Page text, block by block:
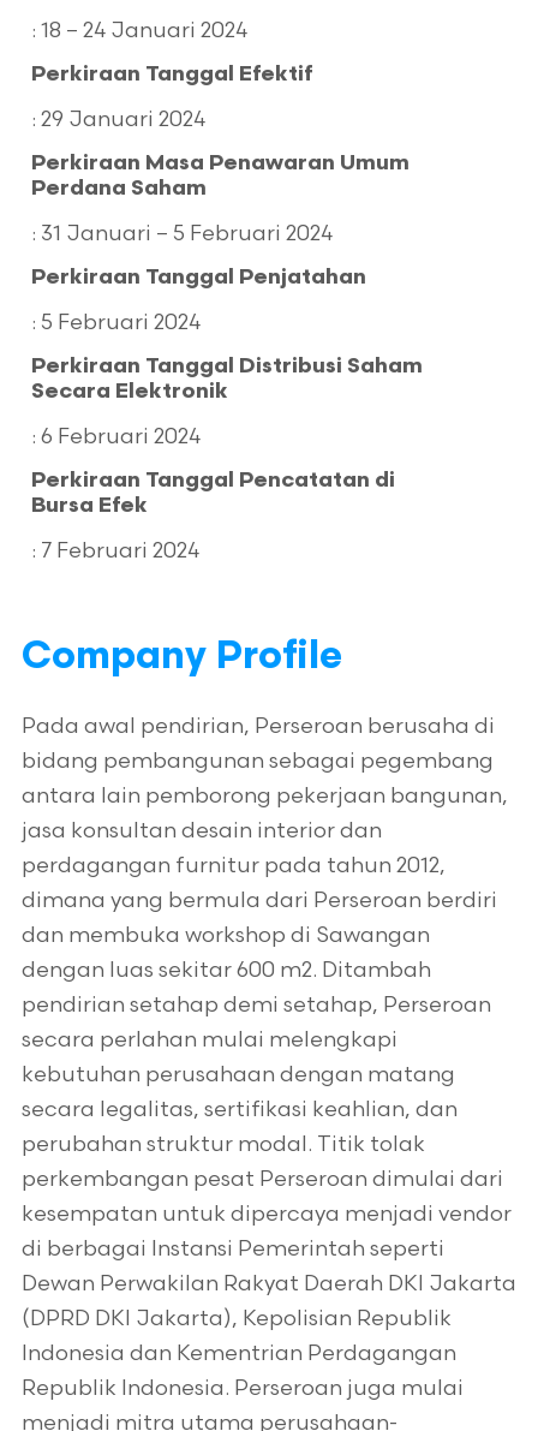
Penjamin Emisi
Sebanyak-banyaknya
Rp49.440.000.000
Electronic (e-IPO)
PT MNC SEKURITAS
Kesanggupan Penuh (Full
Commitment)
: 18 – 24 Januari 2024
Perkiraan Tanggal Efektif
: 29 Januari 2024
Perkiraan Masa Penawaran Umum
Perdana Saham
: 31 Januari – 5 Februari 2024
Perkiraan Tanggal Penjatahan
: 5 Februari 2024
Perkiraan Tanggal Distribusi Saham
Secara Elektronik
: 6 Februari 2024
Perkiraan Tanggal Pencatatan di
Bursa Efek
: 7 Februari 2024
Company Profile
Pada awal pendirian, Perseroan berusaha di
bidang pembangunan sebagai pegembang
antara lain pemborong pekerjaan bangunan,
jasa konsultan desain interior dan
perdagangan furnitur pada tahun 2012,
dimana yang bermula dari Perseroan berdiri
dan membuka workshop di Sawangan
dengan luas sekitar 600 m2. Ditambah
pendirian setahap demi setahap, Perseroan
secara perlahan mulai melengkapi
kebutuhan perusahaan dengan matang
secara legalitas, sertifikasi keahlian, dan
perubahan struktur modal. Titik tolak
perkembangan pesat Perseroan dimulai dari
kesempatan untuk dipercaya menjadi vendor
di berbagai Instansi Pemerintah seperti
Dewan Perwakilan Rakyat Daerah DKI Jakarta
(DPRD DKI Jakarta), Kepolisian Republik
Indonesia dan Kementrian Perdagangan
Republik Indonesia. Perseroan juga mulai
menjadi mitra utama perusahaan-